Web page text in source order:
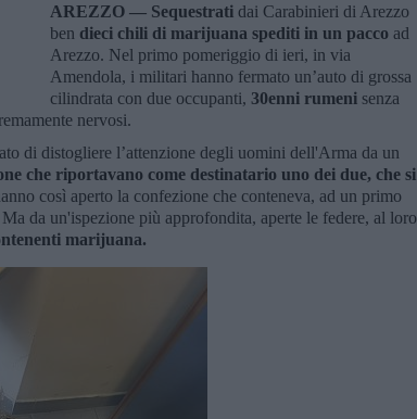
AREZZO — Sequestrati dai Carabinieri di Arezzo
ben dieci chili di marijuana spediti in un pacco ad
Arezzo. Nel primo pomeriggio di ieri, in via
Amendola, i militari hanno fermato un’auto di grossa
cilindrata con due occupanti, 30enni rumeni senza
nervosi.
di distogliere l’attenzione degli uomini dell'Arma da un
che riportavano come destinatario uno dei due, che si
così aperto la confezione che conteneva, ad un primo
Ma da un'ispezione più approfondita, aperte le federe, al loro
marijuana.